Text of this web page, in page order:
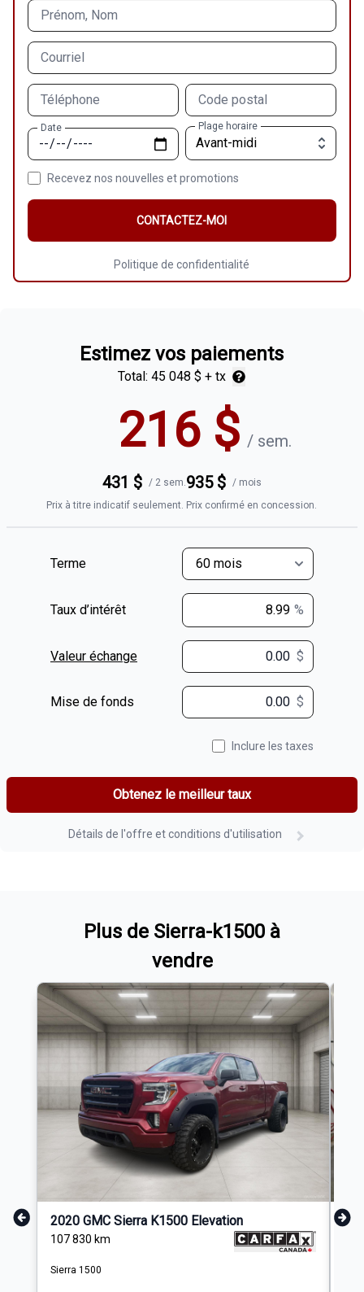
Prénom, Nom
Courriel
Téléphone Code postal
Date Plage horaire
Recevez nos nouvelles et promotions
CONTACTEZ-MOI
Politique de confidentialité
Estimez vos paiements
Total: 45 048 $ + tx
216 $ / sem.
431 $ / 2 sem.935$ / mois
Prix à titre indicatif seulement. Prix confirmé en concession.
Terme
Taux d’intérêt %
Valeur échange $ $
Mise de fonds $
Inclure les taxes
Obtenez le meilleur taux
Détails de l'offre et conditions d'utilisation
Plus de Sierra-k1500 à
vendre
2020 GMC Sierra K1500 Elevation
107 830 km
Sierra 1500